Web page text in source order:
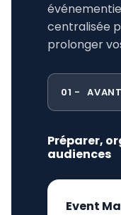
centralisée
prolonger
01
Préparer,
audiences
Event